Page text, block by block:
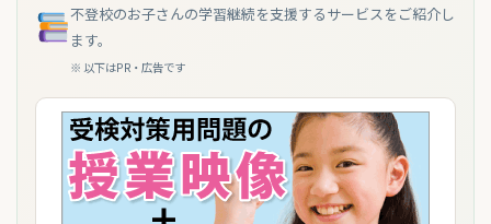
不登校のお子さんの学習継続を支援するサービスをご紹介し
ます。
※ 以下はPR・広告です